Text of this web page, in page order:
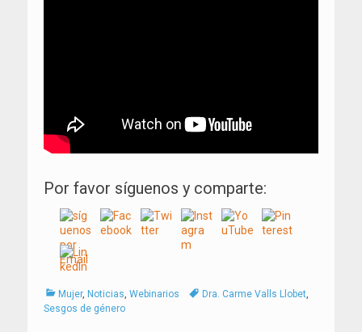
Por favor síguenos y comparte:
Categorías
Mujer, Noticias, Webinarios TagsDra. Carme Valls Llobet,
Sesgos de género